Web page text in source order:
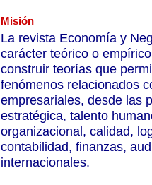
Misión
La revista Economía y
carácter teórico o
construir teorías que
fenómenos relacionados
empresariales, desde las
estratégica, talento
organizacional, calidad,
contabilidad, finanzas,
internacionales.